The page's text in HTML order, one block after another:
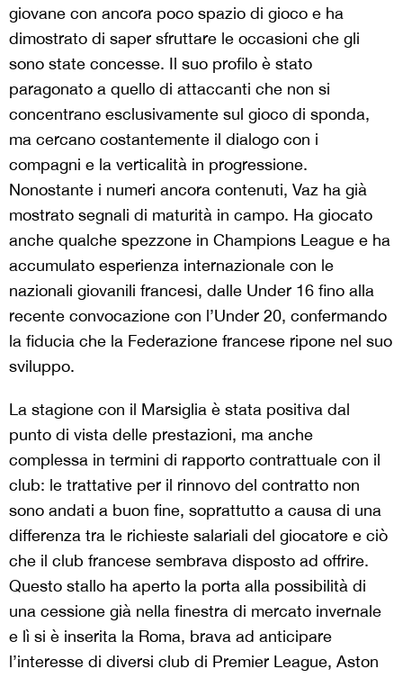
giovane con ancora poco spazio di gioco e ha
dimostrato di saper sfruttare le occasioni che gli
sono state concesse. Il suo profilo è stato
paragonato a quello di attaccanti che non si
concentrano esclusivamente sul gioco di sponda,
ma cercano costantemente il dialogo con i
compagni e la verticalità in progressione.
Nonostante i numeri ancora contenuti, Vaz ha già
mostrato segnali di maturità in campo. Ha giocato
anche qualche spezzone in Champions League e ha
accumulato esperienza internazionale con le
nazionali giovanili francesi, dalle Under 16 fino alla
recente convocazione con l’Under 20, confermando
la fiducia che la Federazione francese ripone nel suo
sviluppo.
La stagione con il Marsiglia è stata positiva dal
punto di vista delle prestazioni, ma anche
complessa in termini di rapporto contrattuale con il
club: le trattative per il rinnovo del contratto non
sono andati a buon fine, soprattutto a causa di una
differenza tra le richieste salariali del giocatore e ciò
che il club francese sembrava disposto ad offrire.
Questo stallo ha aperto la porta alla possibilità di
una cessione già nella finestra di mercato invernale
e lì si è inserita la Roma, brava ad anticipare
l’interesse di diversi club di Premier League, Aston